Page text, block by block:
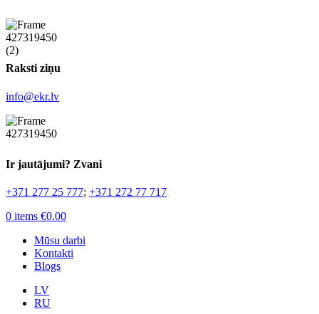
Raksti ziņu
info@ekr.lv
Ir jautājumi? Zvani
+371 277 25 777; +371 272 77 717
0 items €0.00
Mūsu darbi
Kontakti
Blogs
LV
RU